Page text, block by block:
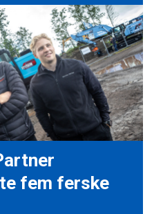
fem ferske